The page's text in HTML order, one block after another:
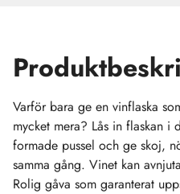
Varför bara ge en vinflaska
mycket mera? Lås in flaskan i
formade pussel och ge skoj,
samma gång. Vinet kan
Rolig gåva som garanterat